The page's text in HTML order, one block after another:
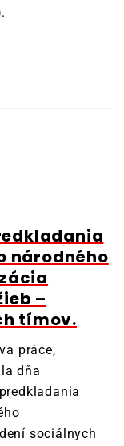
národného
–
tímov.
práce,
dňa
sociálnych